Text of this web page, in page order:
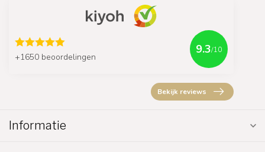
+1650 beoordelingen
9.3/10
Bekijk reviews
Informatie